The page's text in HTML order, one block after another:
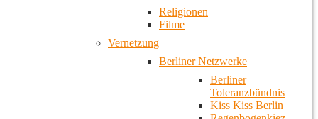
Religionen
Filme
Vernetzung
Berliner Netzwerke
Berliner
Toleranzbündnis
Kiss Kiss Berlin